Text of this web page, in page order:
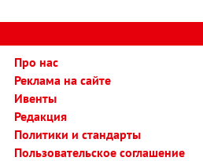
Про нас
Реклама на сайте
Ивенты
Редакция
Политики и стандарты
Пользовательское соглашение